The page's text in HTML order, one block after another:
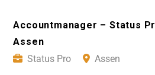
Accountmanager – Status
Assen
Status Pro
Assen